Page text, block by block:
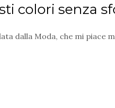
colori senza
dalla Moda, che mi piace